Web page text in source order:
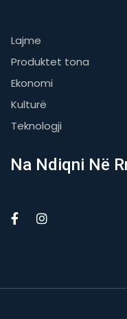
Lajme
Produktet tona
Ekonomi
Kulturë
Teknologji
Na Ndiqni Në